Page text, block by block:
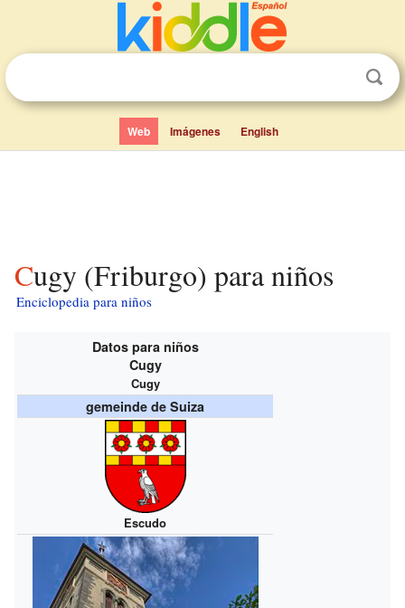
Web Imágenes English
Cugy (Friburgo) para niños
Enciclopedia para niños
Datos para niños
Cugy
Cugy
gemeinde de Suiza
Escudo